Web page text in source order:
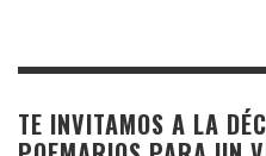
TE INVITAMOS A LA